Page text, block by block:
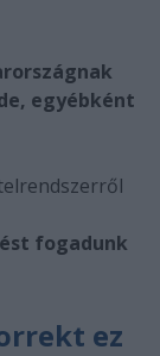
egyébként
fogadunk
ez